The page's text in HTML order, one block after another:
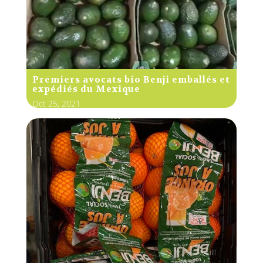
Premiers avocats bio Benji emballés et
expédiés du Mexique
Oct 25, 2021